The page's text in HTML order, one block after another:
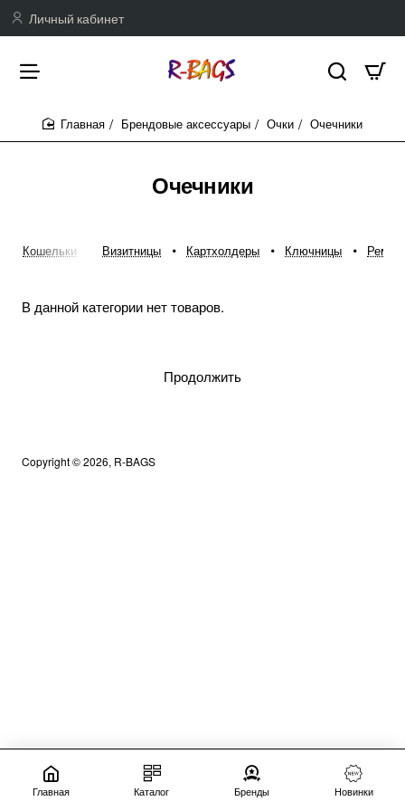
Главная Каталог Бренды Новинки
Личный кабинет
Очечники
Брендовые аксессуары Очки Очечники
Кошельки Визитницы Картхолдеры Ключницы Ремни
В данной категории нет товаров.
Продолжить
Copyright © 2026, R-BAGS